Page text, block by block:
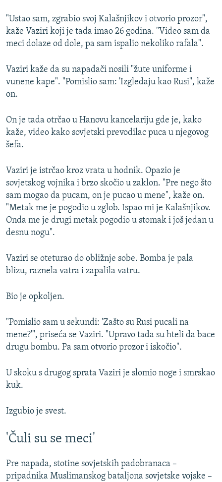
"Ustao sam, zgrabio svoj Kalašnjikov i otvorio prozor",
kaže Vaziri koji je tada imao 26 godina. "Video sam da
meci dolaze od dole, pa sam ispalio nekoliko rafala".
Vaziri kaže da su napadači nosili "žute uniforme i
vunene kape". "Pomislio sam: 'Izgledaju kao Rusi", kaže
on.
On je tada otrčao u Hanovu kancelariju gde je, kako
kaže, video kako sovjetski prevodilac puca u njegovog
šefa.
Vaziri je istrčao kroz vrata u hodnik. Opazio je
sovjetskog vojnika i brzo skočio u zaklon. "Pre nego što
sam mogao da pucam, on je pucao u mene", kaže on.
"Metak me je pogodio u zglob. Ispao mi je Kalašnjikov.
Onda me je drugi metak pogodio u stomak i još jedan u
desnu nogu".
Vaziri se oteturao do obližnje sobe. Bomba je pala
blizu, raznela vatra i zapalila vatru.
Bio je opkoljen.
"Pomislio sam u sekundi: 'Zašto su Rusi pucali na
mene?'", priseća se Vaziri. "Upravo tada su hteli da bace
drugu bombu. Pa sam otvorio prozor i iskočio".
U skoku s drugog sprata Vaziri je slomio noge i smrskao
kuk.
Izgubio je svest.
'Čuli su se meci'
Pre napada, stotine sovjetskih padobranaca –
pripadnika Muslimanskog bataljona sovjetske vojske –